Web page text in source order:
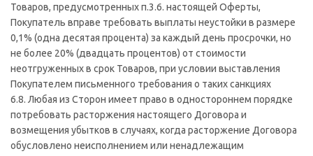
Товаров, предусмотренных п.3.6. настоящей Оферты,
Покупатель вправе требовать выплаты неустойки в размере
0,1% (одна десятая процента) за каждый день просрочки, но
не более 20% (двадцать процентов) от стоимости
неотгруженных в срок Товаров, при условии выставления
Покупателем письменного требования о таких санкциях
6.8. Любая из Сторон имеет право в одностороннем порядке
потребовать расторжения настоящего Договора и
возмещения убытков в случаях, когда расторжение Договора
обусловлено неисполнением или ненадлежащим